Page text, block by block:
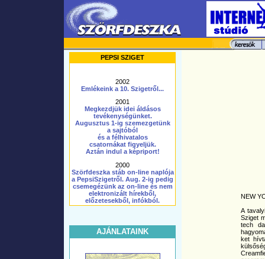
PEPSI SZIGET
2002
Emlékeink a 10. Szigetről...
2001
Megkezdjük idei áldásos
tevékenységünket.
Augusztus 1-ig szemezgetünk
a sajtóból
és a félhivatalos
csatornákat figyeljük.
Aztán indul a képriport!
2000
Szörfdeszka stáb on-line naplója
a PepsiSzigetről. Aug. 2-ig pedig
csemegézünk az on-line és nem
elektronizált hírekből,
előzetesekből, infókból.
AJÁNLATAINK
NEW
A
Sziget
tech
ket